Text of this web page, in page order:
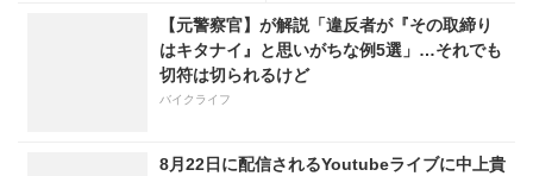
【元警察官】が解説「違反者が『その取締り
はキタナイ』と思いがちな例5選」…それでも
切符は切られるけど
バイクライフ
8月22日に配信されるYoutubeライブに中上貴